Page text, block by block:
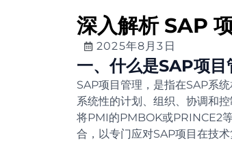
深入解析 SAP
2025年8月3日
一、什么是SAP项目
SAP项目管理，是指在SAP系
系统性的计划、组织、协调和
将PMI的PMBOK或PRINCE2
合，以专门应对SAP项目在技